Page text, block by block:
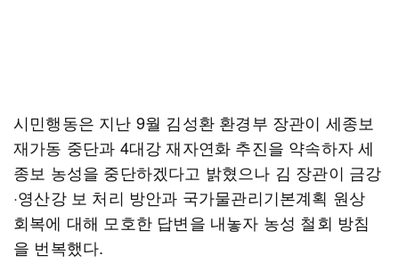
시민행동은 지난 9월 김성환 환경부 장관이 세종보
재가동 중단과 4대강 재자연화 추진을 약속하자 세
종보 농성을 중단하겠다고 밝혔으나 김 장관이 금강
·영산강 보 처리 방안과 국가물관리기본계획 원상
회복에 대해 모호한 답변을 내놓자 농성 철회 방침
을 번복했다.